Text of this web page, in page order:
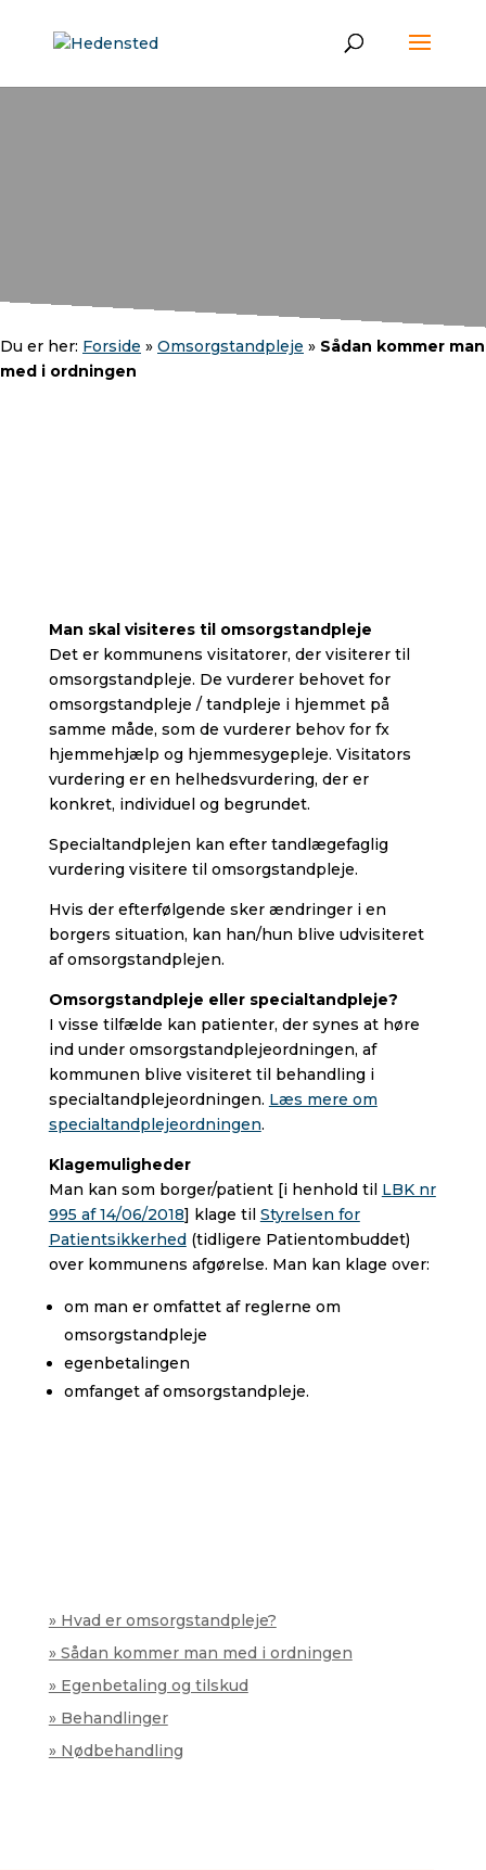
Du er her: Forside » Omsorgstandpleje » Sådan kommer man
med i ordningen
Man skal visiteres til omsorgstandpleje
Det er kommunens visitatorer, der visiterer til
omsorgstandpleje. De vurderer behovet for
omsorgstandpleje / tandpleje i hjemmet på
samme måde, som de vurderer behov for fx
hjemmehjælp og hjemmesygepleje. Visitators
vurdering er en helhedsvurdering, der er
konkret, individuel og begrundet.
Specialtandplejen kan efter tandlægefaglig
vurdering visitere til omsorgstandpleje.
Hvis der efterfølgende sker ændringer i en
borgers situation, kan han/hun blive udvisiteret
af omsorgstandplejen.
Omsorgstandpleje eller specialtandpleje?
I visse tilfælde kan patienter, der synes at høre
ind under omsorgstandplejeordningen, af
kommunen blive visiteret til behandling i
specialtandplejeordningen. Læs mere om
specialtandplejeordningen.
Klagemuligheder
Man kan som borger/patient [i henhold til LBK nr
995 af 14/06/2018] klage til Styrelsen for
Patientsikkerhed(tidligere Patientombuddet)
over kommunens afgørelse. Man kan klage over:
om man er omfattet af reglerne om
omsorgstandpleje
egenbetalingen
omfanget af omsorgstandpleje.
» Hvad er omsorgstandpleje?
» Sådan kommer man med i ordningen
» Egenbetaling og tilskud
» Behandlinger
» Nødbehandling